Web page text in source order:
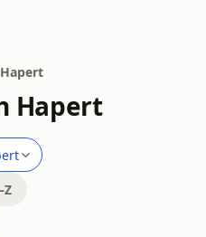
Hapert
Hapert